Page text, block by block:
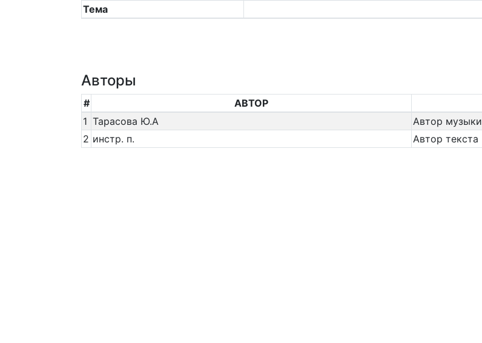
Тема
Авторы
# АВТОР
1 Тарасова Ю.А
Автор музыки
2 инстр. п. Автор текста